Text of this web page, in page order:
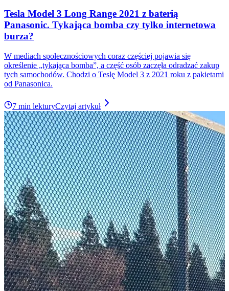
Tesla Model 3 Long Range 2021 z baterią
Panasonic. Tykająca bomba czy tylko internetowa
burza?
W mediach społecznościowych coraz częściej pojawia się
określenie „tykająca bomba”, a część osób zaczęła odradzać zakup
tych samochodów. Chodzi o Teslę Model 3 z 2021 roku z pakietami
od Panasonica.
7 min lekturyCzytaj artykuł